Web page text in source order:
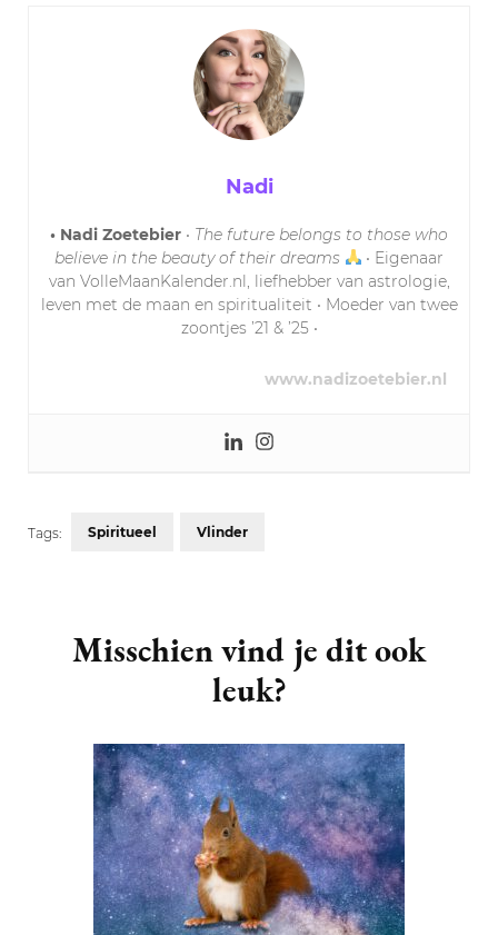
Nadi
• Nadi Zoetebier • The future belongs to those who
believe in the beauty of their dreams
• Eigenaar
van VolleMaanKalender.nl, liefhebber van astrologie,
leven met de maan en spiritualiteit • Moeder van twee
zoontjes ’21 & ’25 •
www.nadizoetebier.nl
Tags: Spiritueel Vlinder
Navigation
Misschien vind je dit ook
leuk?